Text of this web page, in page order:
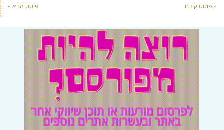
« פוסט קודם פוסט הבא »